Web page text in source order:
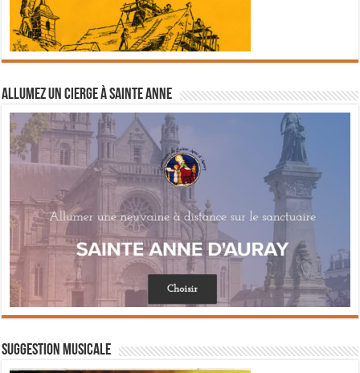
Allumez un cierge à Sainte Anne
Suggestion musicale